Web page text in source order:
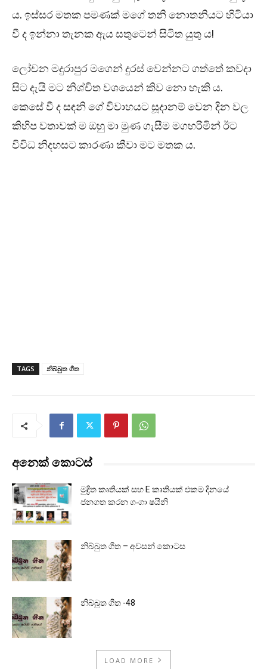
ය. ඉස්සර මතක පමණක් මගේ තනි නොතනියට හිටියා
වී ද ඉන්නා තැනක ඇය සතුටෙන් සිටිත යුතු ය!
ලෝචන මදුරාපුර මගෙන් දුරස් වෙන්නට ගත්තේ කවදා
සිට දැයි මට නිශ්චිත වශයෙන් කිව නො හැකි ය.
කෙසේ වී ද සඳනි ගේ විවාහයට සූදානම් වෙන දින වල
කිහිප වතාවක් ම ඔහු මා මුණ ගැසීම මගහරිමින් ඊට
විවිධ නිදහසට කාරණා කීවා මට මතක ය.
TAGS නිබ්බුත ගීත
අනෙක් කොටස්
මුද්‍රිත කෘතියක් සහ E කෘතියක් එකම දිනයේ
ජනගත කරන ගංගා ෂයිනි
නිබ්බුත ගීත – අවසන් කොටස
නිබ්බුත ගීත -48
LOAD MORE